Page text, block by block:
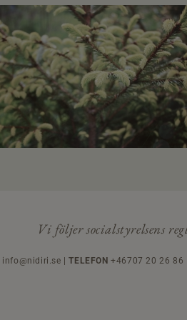
Vi följer socialstyrelsens
info@nidiri.se |TELEFON +46707 20 26 86 |